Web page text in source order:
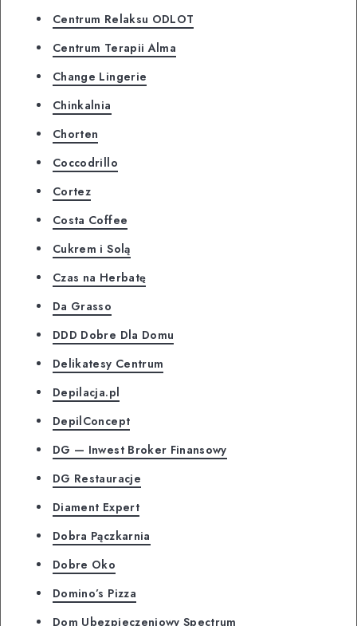
Centrum Relaksu ODLOT
Centrum Terapii Alma
Change Lingerie
Chinkalnia
Chorten
Coccodrillo
Cortez
Costa Coffee
Cukrem i Solą
Czas na Herbatę
Da Grasso
DDD Dobre Dla Domu
Delikatesy Centrum
Depilacja.pl
DepilConcept
DG — Inwest Broker Finansowy
DG Restauracje
Diament Expert
Dobra Pączkarnia
Dobre Oko
Domino’s Pizza
Dom Ubezpieczeniowy Spectrum